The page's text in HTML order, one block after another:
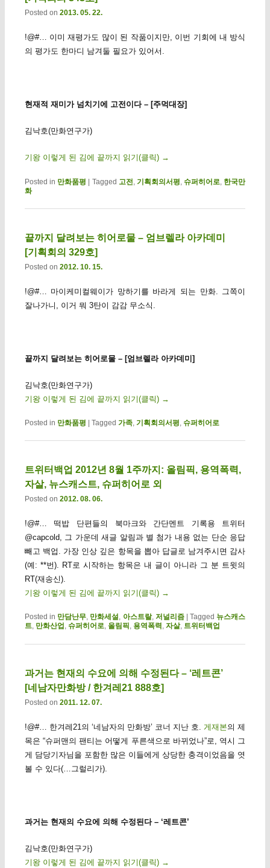
Posted on 2013. 05. 22.
!@#… 이미 재평가도 많이 된 작품이지만, 이번 기회에 내 방식
의 평가도 한마디 남겨둘 필요가 있어서.
현재적 재미가 넘치기에 고전이다 – [주먹대장]
김낙호(만화연구가)
기왕 이렇게 된 김에 끝까지 읽기(클릭) →
Posted in 만화품평 | Tagged 고전 기획회의서평 슈퍼히어로 한국만
화
끝까지 달려보는 히어로물 – 엄브렐라 아카데미
[기획회의 329호]
Posted on 2012. 10. 15.
!@#… 마이케미컬웨이가 망하기를 바라게 되는 만화. 그쪽이
잘나가니, 이거 뭐 3탄이 감감 무소식.
끝까지 달려보는 히어로물 – [엄브렐라 아카데미]
김낙호(만화연구가)
기왕 이렇게 된 김에 끝까지 읽기(클릭) →
Posted in 만화품평 Tagged 가족, 기획회의서평, 슈퍼히어로
트위터백업 2012년 8월 1주까지: 올림픽, 용역폭력,
자살, 뉴스캐스트, 슈퍼히어로 외
Posted on 2012. 08. 06.
!@#… 떡밥 단편들의 북마크와 간단멘트 기록용 트위터
@capcold, 그 가운데 새글 알림과 별 첨가 내용 없는 단순 응답
빼고 백업. 가장 인상 깊은 항목을 뽑아 답글로 남겨주시면 감사
(예: **번). RT로 시작하는 항목은 내 글이 아니라 그 분 트윗의
RT(재송신).
기왕 이렇게 된 김에 끝까지 읽기(클릭) →
Posted in 만담난무, 만화세설, 아스트랄, 저널리즘 |Tagged 뉴스캐스
트, 만화산업 , 슈퍼히어로, 올림픽 , 용역폭력 , 자살, 트위터백업
과거는 현재의 수요에 의해 수정된다 – ‘레트콘’
[네남자만화방 / 한겨레21 888호]
Posted on 2011. 12. 07.
!@#… 한겨레21의 ‘네남자의 만화방’ 코너 지난 호. 게재본의 제
목은 “슈퍼맨의 팬티는 어떻게 푸른색으로 바뀌었나”로, 역시 그
게 담당기자님을 포함한 많은 이들에게 상당한 충격이었음을 엿
볼 수 있다(…그럴리가).
과거는 현재의 수요에 의해 수정된다 – ‘레트콘’
김낙호(만화연구가)
기왕 이렇게 된 김에 끝까지 읽기(클릭) →